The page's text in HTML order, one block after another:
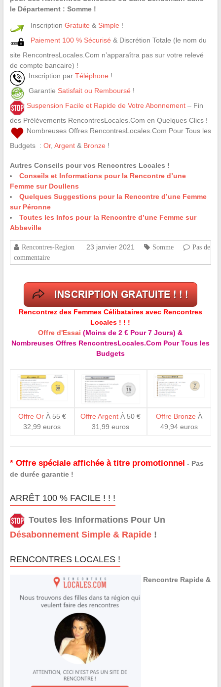
le Département : Somme !
Inscription Gratuite & Simple !
Paiement 100 % Sécurisé & Discrétion Totale (le nom du
site RencontresLocales.Com n’apparaîtra pas sur votre relevé
de compte bancaire) !
Inscription par Téléphone !
Garantie Satisfait ou Remboursé !
Suspension Facile et Rapide de Votre Abonnement– Fin
des Prélèvements RencontresLocales.Com en Quelques Clics !
Nombreuses Offres RencontresLocales.Com Pour Tous les
Budgets : Or, Argent& Bronze !
Autres Conseils pour vos Rencontres Locales !
Conseils et Informations pour la Rencontre d’une
Femme sur Doullens
Quelques Suggestions pour la Rencontre d’une Femme
sur Péronne
Toutes les Infos pour la Rencontre d’une Femme sur
Abbeville
Rencontres-Region 23 janvier 2021 Somme
Pas de
commentaire
Rencontrez des Femmes Célibataires avec Rencontres
Locales ! ! !
Offre d'Essai (Moins de 2 € Pour 7 Jours) &
Nombreuses Offres RencontresLocales.Com Pour Tous les
Budgets
Offre OrÀ 55 €
32,99 euros
Offre Argent À50 €
31,99 euros
Offre Bronze À
49,94 euros
* Offre spéciale affichée à titre promotionnel - Pas
de durée garantie !
ARRÊT 100 % FACILE ! ! !
Toutes les Informations Pour Un
Désabonnement Simple & Rapide!
RENCONTRES LOCALES !
Rencontre Rapide &